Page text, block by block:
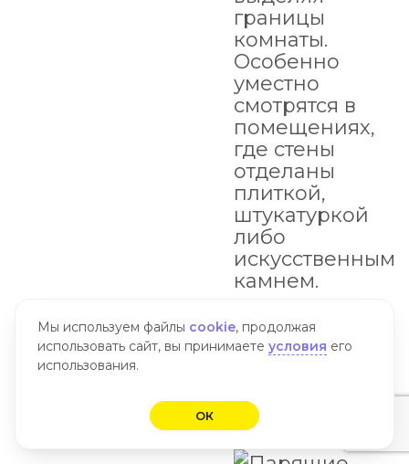
границы
комнаты.
Особенно
уместно
смотрятся в
помещениях,
где стены
отделаны
плиткой,
штукатуркой
либо
искусственным
камнем.
установкой
1100 руб/м.п.
Популярное
Популярное
Мы используем файлы cookie, продолжая
использовать сайт, вы принимаете условия его
использования.
ОК